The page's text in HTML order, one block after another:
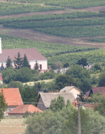
functions.phpon line
functions.phpon line
functions.phpon line